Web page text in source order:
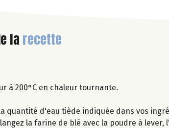
larecette
à 200°C en chaleur tournante.
la quantité d'eau tiède indiquée dans vos
la farine de blé avec la poudre à lever,